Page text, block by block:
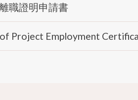
職證明申請書
Project Employment